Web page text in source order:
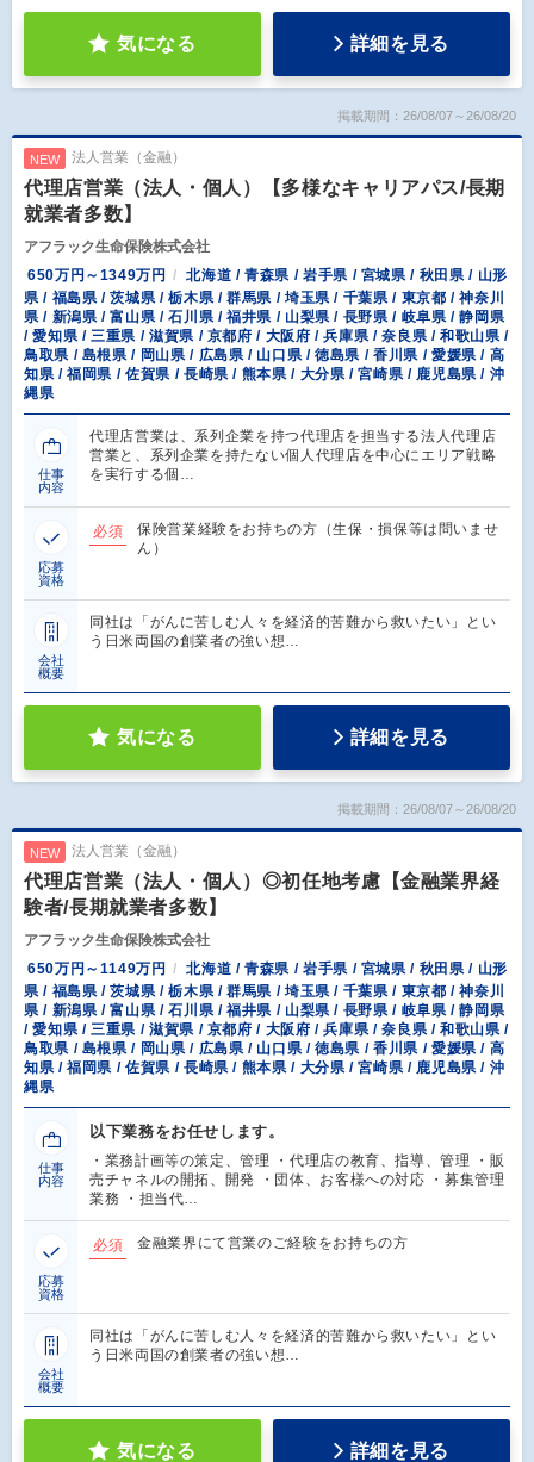
気になる 詳細を見る
掲載期間：26/08/07～26/08/20
NEW 法人営業（金融）
代理店営業（法人・個人）【多様なキャリアパス/長期
就業者多数】
アフラック生命保険株式会社
650万円～1349万円
北海道 / 青森県 / 岩手県 / 宮城県 / 秋田県 / 山形
県 / 福島県 / 茨城県 / 栃木県 / 群馬県 / 埼玉県 / 千葉県 / 東京都 / 神奈川
県 / 新潟県 / 富山県 / 石川県 / 福井県 / 山梨県 / 長野県 / 岐阜県 / 静岡県
/ 愛知県 / 三重県 / 滋賀県 / 京都府 / 大阪府 / 兵庫県 / 奈良県 / 和歌山県 /
鳥取県 / 島根県 / 岡山県 / 広島県 / 山口県 / 徳島県 / 香川県 / 愛媛県 / 高
知県 / 福岡県 / 佐賀県 / 長崎県 / 熊本県 / 大分県 / 宮崎県 / 鹿児島県 / 沖
縄県
仕事
内容
代理店営業は、系列企業を持つ代理店を担当する法人代理店
営業と、系列企業を持たない個人代理店を中心にエリア戦略
を実行する個…
応募
資格
必須
保険営業経験をお持ちの方（生保・損保等は問いませ
ん）
会社
概要
同社は「がんに苦しむ人々を経済的苦難から救いたい」とい
う日米両国の創業者の強い想…
気になる 詳細を見る
掲載期間：26/08/07～26/08/20
NEW 法人営業（金融）
代理店営業（法人・個人）◎初任地考慮【金融業界経
験者/長期就業者多数】
アフラック生命保険株式会社
650万円～1149万円
北海道 / 青森県 / 岩手県 / 宮城県 / 秋田県 / 山形
県 / 福島県 / 茨城県 / 栃木県 / 群馬県 / 埼玉県 / 千葉県 / 東京都 / 神奈川
県 / 新潟県 / 富山県 / 石川県 / 福井県 / 山梨県 / 長野県 / 岐阜県 / 静岡県
/ 愛知県 / 三重県 / 滋賀県 / 京都府 / 大阪府 / 兵庫県 / 奈良県 / 和歌山県 /
鳥取県 / 島根県 / 岡山県 / 広島県 / 山口県 / 徳島県 / 香川県 / 愛媛県 / 高
知県 / 福岡県 / 佐賀県 / 長崎県 / 熊本県 / 大分県 / 宮崎県 / 鹿児島県 / 沖
縄県
仕事
内容
以下業務をお任せします。
・業務計画等の策定、管理 ・代理店の教育、指導、管理 ・販
売チャネルの開拓、開発 ・団体、お客様への対応 ・募集管理
業務 ・担当代…
応募
資格
必須 金融業界にて営業のご経験をお持ちの方
会社
概要
同社は「がんに苦しむ人々を経済的苦難から救いたい」とい
う日米両国の創業者の強い想…
気になる 詳細を見る